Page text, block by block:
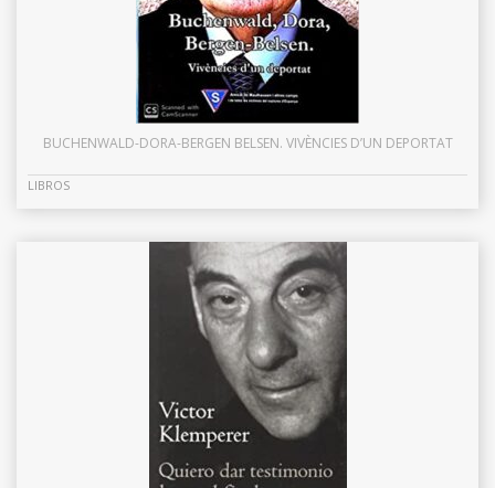
BUCHENWALD-DORA-BERGEN BELSEN. VIVÈNCIES D’UN DEPORTAT
LIBROS